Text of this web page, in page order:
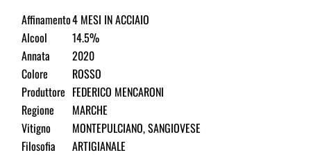
Affinamento4 MESI IN ACCIAIO
Alcool
14.5%
Annata
2020
Colore
ROSSO
Produttore FEDERICO MENCARONI
Regione
MARCHE
Vitigno
MONTEPULCIANO, SANGIOVESE
Filosofia
ARTIGIANALE